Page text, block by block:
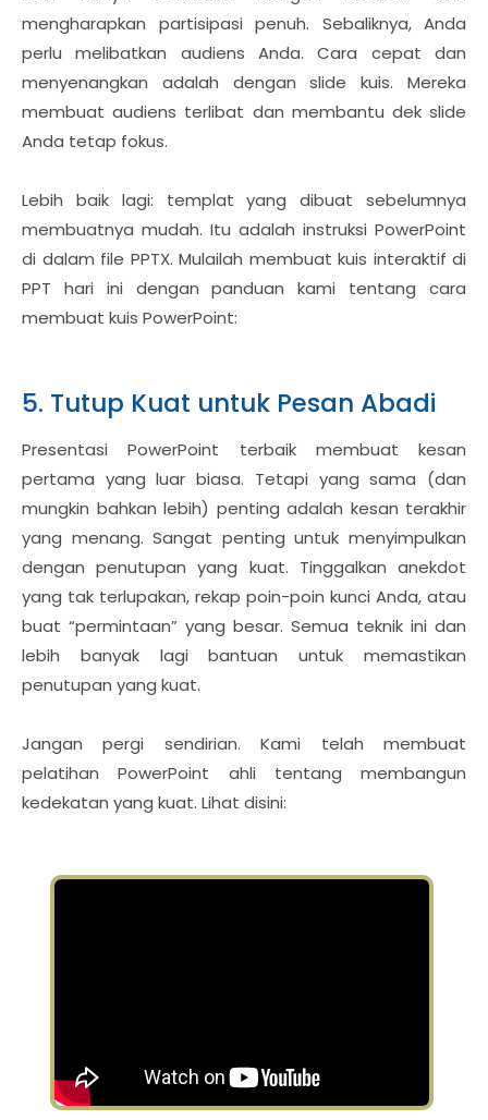
mengharapkan partisipasi penuh. Sebaliknya, Anda
perlu melibatkan audiens Anda. Cara cepat dan
menyenangkan adalah dengan slide kuis. Mereka
membuat audiens terlibat dan membantu dek slide
Anda tetap fokus.
Lebih baik lagi: templat yang dibuat sebelumnya
membuatnya mudah. Itu adalah instruksi PowerPoint
di dalam file PPTX. Mulailah membuat kuis interaktif di
PPT hari ini dengan panduan kami tentang cara
membuat kuis PowerPoint:
5. Tutup Kuat untuk Pesan Abadi
Presentasi PowerPoint terbaik membuat kesan
pertama yang luar biasa. Tetapi yang sama (dan
mungkin bahkan lebih) penting adalah kesan terakhir
yang menang. Sangat penting untuk menyimpulkan
dengan penutupan yang kuat. Tinggalkan anekdot
yang tak terlupakan, rekap poin-poin kunci Anda, atau
buat “permintaan” yang besar. Semua teknik ini dan
lebih banyak lagi bantuan untuk memastikan
penutupan yang kuat.
Jangan pergi sendirian. Kami telah membuat
pelatihan PowerPoint ahli tentang membangun
kedekatan yang kuat. Lihat disini: